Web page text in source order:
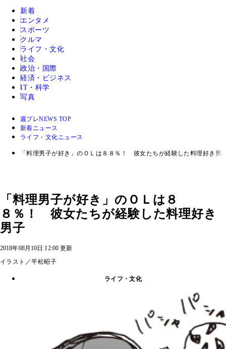
新着
エンタメ
スポーツ
クルマ
ライフ・文化
社会
政治・国際
経済・ビジネス
IT・科学
写真
週プレNEWS TOP
新着ニュース
ライフ・文化ニュース
「料理男子が好き」のＯＬは８８％！ 彼女たちが経験した料理好き男
「料理男子が好き」のＯＬは８
８％！ 彼女たちが経験した料理好き
男子
2018年08月10日 12:00 更新
イラスト／平松昭子
ライフ・文化